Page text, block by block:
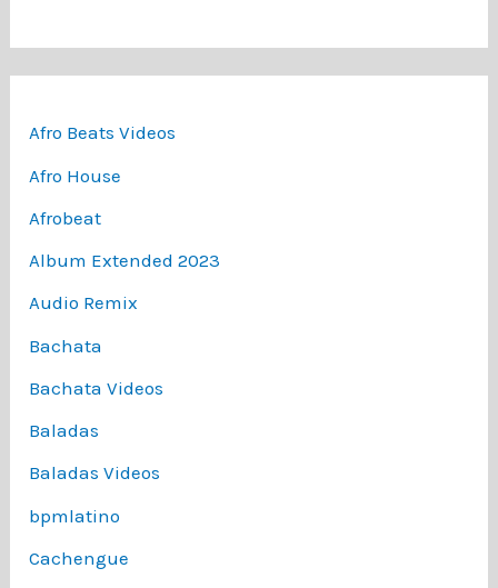
Afro Beats Videos
Afro House
Afrobeat
Album Extended 2023
Audio Remix
Bachata
Bachata Videos
Baladas
Baladas Videos
bpmlatino
Cachengue